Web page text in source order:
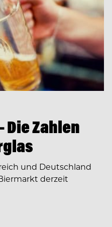
Die Zahlen
und Deutschland
derzeit